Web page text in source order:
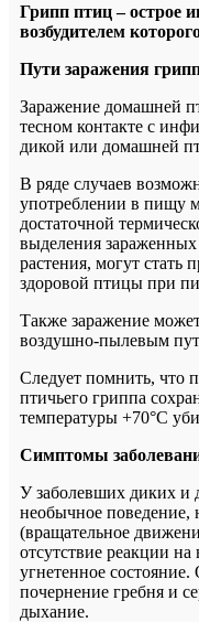
Грипп птиц – острое
возбудителем
Пути заражения
Заражение домашней
тесном контакте с
дикой или домашней
В ряде случаев
употреблении в пищу
достаточной
выделения
растения, могут стать
здоровой птицы при
Также заражение
воздушно-пылевым
Следует помнить, что
птичьего гриппа
температуры +70°С
Симптомы
У заболевших диких и
необычное
(вращательное
отсутствие реакции
угнетенное
почернение гребня и
дыхание.